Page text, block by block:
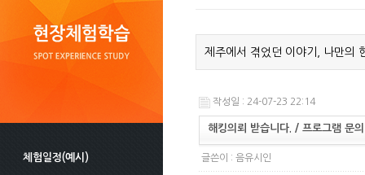
체험일정(예시)
제주에서 겪었던 이야기, 나만의
작성일 : 24-07-23 22:14
해킹의뢰 받습니다. / 프로그램 문
글쓴이 : 음유시인